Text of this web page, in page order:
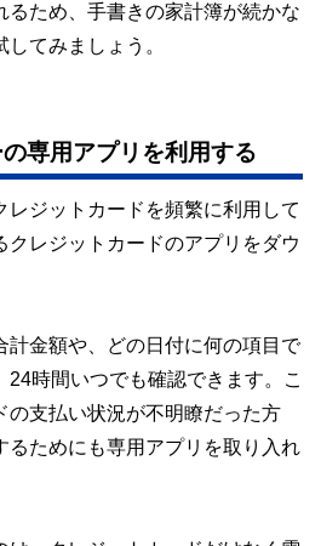
るため、手書きの家計簿が続かな
てみましょう。
専用アプリを利用する
レジットカードを頻繁に利用して
クレジットカードのアプリをダウ
計金額や、どの日付に何の項目で
24時間いつでも確認できます。こ
の支払い状況が不明瞭だった方
るためにも専用アプリを取り入れ